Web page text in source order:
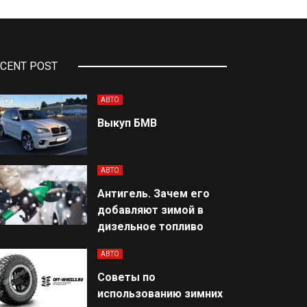
POST
АВТО
Выкуп БМВ
АВТО
Антигель. Зачем его
добавляют зимой в
дизельное топливо
АВТО
Советы по
использованию зимних